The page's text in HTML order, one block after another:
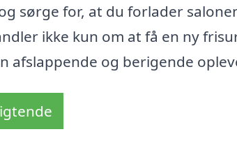
sørge for, at du forlader
ikke kun om at få en ny
afslappende og berigende